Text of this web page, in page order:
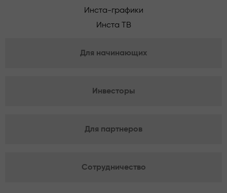
Инста-графики
Инста ТВ
Для начинающих
Инвесторы
Для партнеров
Сотрудничество